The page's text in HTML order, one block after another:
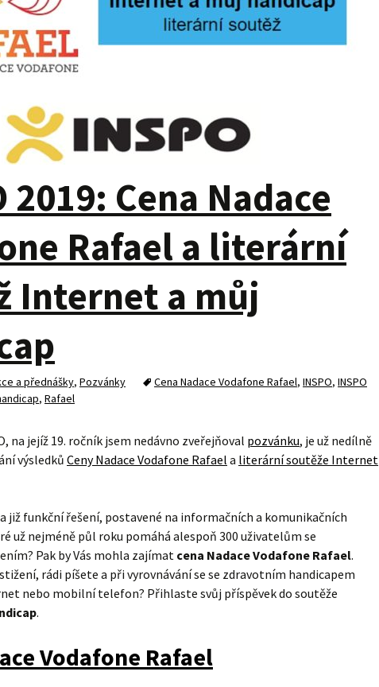
2019: Cena Nadace
Rafael a literární
Internet a můj
a přednášky, Pozvánky Cena Nadace Vodafone Rafael, INSPO, INSPO
, Rafael
na jejíž 19. ročník jsem nedávno zveřejňoval pozvánku, je už nedílně
výsledků Ceny Nadace Vodafone Rafael a literární soutěže Internet
již funkční řešení, postavené na informačních a komunikačních
už nejméně půl roku pomáhá alespoň 300 uživatelům se
Pak by Vás mohla zajímat cena Nadace Vodafone Rafael.
rádi píšete a při vyrovnávání se se zdravotním handicapem
nebo mobilní telefon? Přihlaste svůj příspěvek do soutěže
.
Vodafone Rafael